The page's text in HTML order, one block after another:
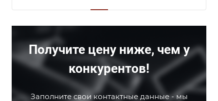
Получите цену ниже, чем у
конкурентов!
Заполните свои контактные данные - мы